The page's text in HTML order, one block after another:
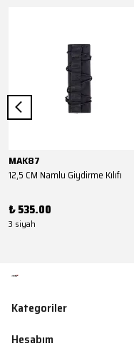
MAK87
12,5 CM Namlu Giydirme Kılıfı
₺ 535.00
3 siyah
Kategoriler
Hesabım